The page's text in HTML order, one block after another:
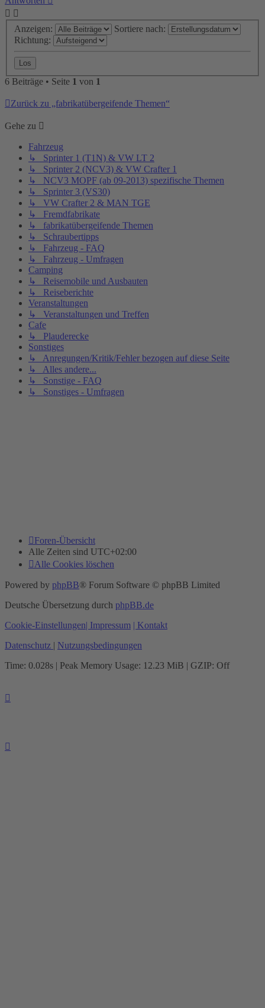
Anzeigen:
Sortiere nach:
Richtung:
6 Beiträge • Seite 1 von 1
Zurück zu „fabrikatübergeifende Themen“
Gehe zu
Fahrzeug
↳ Sprinter 1 (T1N) & VW LT 2
↳ Sprinter 2 (NCV3) & VW Crafter 1
↳ NCV3 MOPF (ab 09-2013) spezifische Themen
↳ Sprinter 3 (VS30)
↳ VW Crafter 2 & MAN TGE
↳ Fremdfabrikate
↳ fabrikatübergeifende Themen
↳ Schraubertipps
↳ Fahrzeug - FAQ
↳ Fahrzeug - Umfragen
Camping
↳ Reisemobile und Ausbauten
↳ Reiseberichte
Veranstaltungen
↳ Veranstaltungen und Treffen
Cafe
↳ Plauderecke
Sonstiges
↳ Anregungen/Kritik/Fehler bezogen auf diese Seite
↳ Alles andere...
↳ Sonstige - FAQ
↳ Sonstiges - Umfragen
Foren-Übersicht
Alle Zeiten sind UTC+02:00
Alle Cookies löschen
Powered by phpBB® Forum Software © phpBB Limited
Deutsche Übersetzung durch phpBB.de
Cookie-Einstellungen| Impressum | Kontakt
Datenschutz | Nutzungsbedingungen
Time: 0.028s | Peak Memory Usage: 12.23 MiB | GZIP: Off